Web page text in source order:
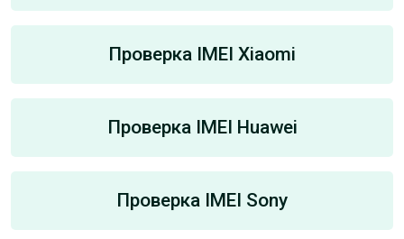
Проверка IMEI Xiaomi
Проверка IMEI Huawei
Проверка IMEI Sony